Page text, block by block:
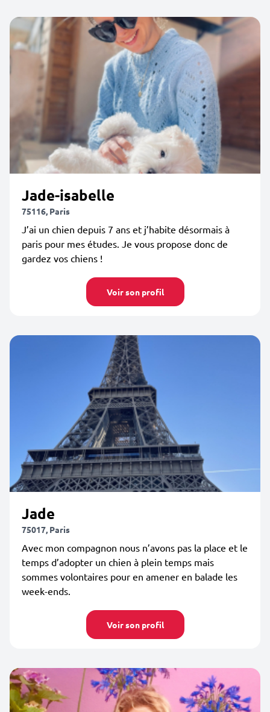
Jade-isabelle
75116, Paris
J’ai un chien depuis 7 ans et j’habite désormais à
paris pour mes études. Je vous propose donc de
gardez vos chiens !
Voir son profil
Jade
75017, Paris
Avec mon compagnon nous n’avons pas la place et le
temps d’adopter un chien à plein temps mais
sommes volontaires pour en amener en balade les
week-ends.
Voir son profil